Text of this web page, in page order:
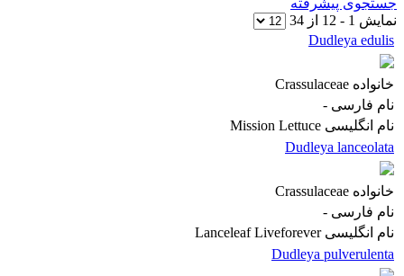
جستجوی پیشرفته
نمایش 1
-
12 از34
Dudleya edulis
خانوادهCrassulaceae
نام فارسی -
نام انگلیسی Mission Lettuce
Dudleya lanceolata
خانوادهCrassulaceae
نام فارسی -
نام انگلیسی Lanceleaf Liveforever
Dudleya pulverulenta